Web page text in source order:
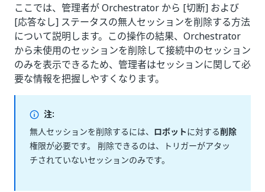
ここでは、管理者が Orchestrator から [切断] および
[応答なし] ステータスの無人セッションを削除する方法
について説明します。この操作の結果、Orchestrator
から未使用のセッションを削除して接続中のセッション
のみを表示できるため、管理者はセッションに関して必
要な情報を把握しやすくなります。
注:
無人セッションを削除するには、 ロボットに対する削除
権限が必要です。 削除できるのは、トリガーがアタッ
チされていないセッションのみです。